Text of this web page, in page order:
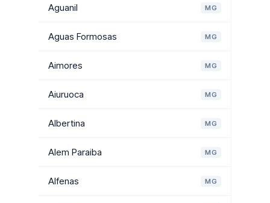
Aguanil MG
Aguas Formosas MG
Aimores MG
Aiuruoca MG
Albertina MG
Alem Paraiba MG
Alfenas MG